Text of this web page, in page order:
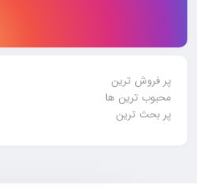
پر فروش ترین
محبوب ترین ها
پر بحث ترین